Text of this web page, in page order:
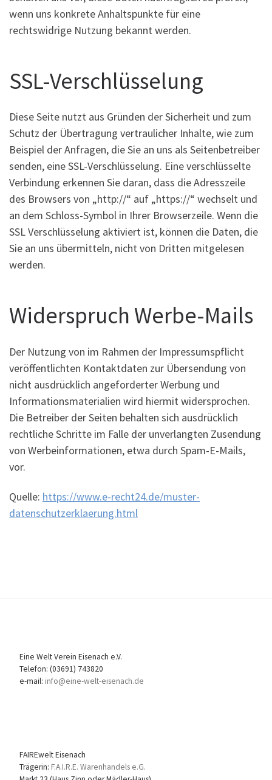
wenn uns konkrete Anhaltspunkte für eine
rechtswidrige Nutzung bekannt werden.
SSL-Verschlüsselung
Diese Seite nutzt aus Gründen der Sicherheit und zum
Schutz der Übertragung vertraulicher Inhalte, wie zum
Beispiel der Anfragen, die Sie an uns als Seitenbetreiber
senden, eine SSL-Verschlüsselung. Eine verschlüsselte
Verbindung erkennen Sie daran, dass die Adresszeile
des Browsers von „http://“ auf „https://“ wechselt und
an dem Schloss-Symbol in Ihrer Browserzeile. Wenn die
SSL Verschlüsselung aktiviert ist, können die Daten, die
Sie an uns übermitteln, nicht von Dritten mitgelesen
werden.
Widerspruch Werbe-Mails
Der Nutzung von im Rahmen der Impressumspflicht
veröffentlichten Kontaktdaten zur Übersendung von
nicht ausdrücklich angeforderter Werbung und
Informationsmaterialien wird hiermit widersprochen.
Die Betreiber der Seiten behalten sich ausdrücklich
rechtliche Schritte im Falle der unverlangten Zusendung
von Werbeinformationen, etwa durch Spam-E-Mails,
vor.
Quelle: https://www.e-recht24.de/muster-
datenschutzerklaerung.html
Eine Welt Verein Eisenach e.V.
Telefon: (03691) 743820
e-mail: info@eine-welt-eisenach.de
FAIREwelt Eisenach
Trägerin: F.A.I.R.E. Warenhandels e.G.